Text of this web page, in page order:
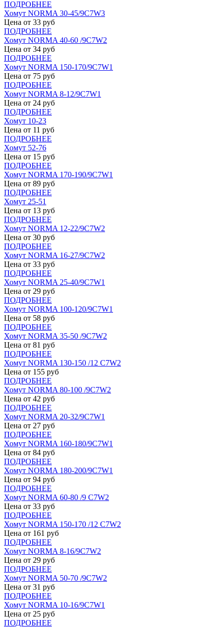
ПОДРОБНЕЕ
Хомут NORMA 30-45/9С7W3
Цена от 33 руб
ПОДРОБНЕЕ
Хомут NORMA 40-60 /9С7W2
Цена от 34 руб
ПОДРОБНЕЕ
Хомут NORMA 150-170/9С7W1
Цена от 75 руб
ПОДРОБНЕЕ
Хомут NORMA 8-12/9С7W1
Цена от 24 руб
ПОДРОБНЕЕ
Хомут 10-23
Цена от 11 руб
ПОДРОБНЕЕ
Хомут 52-76
Цена от 15 руб
ПОДРОБНЕЕ
Хомут NORMA 170-190/9С7W1
Цена от 89 руб
ПОДРОБНЕЕ
Хомут 25-51
Цена от 13 руб
ПОДРОБНЕЕ
Хомут NORMA 12-22/9С7W2
Цена от 30 руб
ПОДРОБНЕЕ
Хомут NORMA 16-27/9С7W2
Цена от 33 руб
ПОДРОБНЕЕ
Хомут NORMA 25-40/9С7W1
Цена от 29 руб
ПОДРОБНЕЕ
Хомут NORMA 100-120/9С7W1
Цена от 58 руб
ПОДРОБНЕЕ
Хомут NORMA 35-50 /9С7W2
Цена от 81 руб
ПОДРОБНЕЕ
Хомут NORMA 130-150 /12 С7W2
Цена от 155 руб
ПОДРОБНЕЕ
Хомут NORMA 80-100 /9С7W2
Цена от 42 руб
ПОДРОБНЕЕ
Хомут NORMA 20-32/9С7W1
Цена от 27 руб
ПОДРОБНЕЕ
Хомут NORMA 160-180/9С7W1
Цена от 84 руб
ПОДРОБНЕЕ
Хомут NORMA 180-200/9С7W1
Цена от 94 руб
ПОДРОБНЕЕ
Хомут NORMA 60-80 /9 С7W2
Цена от 33 руб
ПОДРОБНЕЕ
Хомут NORMA 150-170 /12 С7W2
Цена от 161 руб
ПОДРОБНЕЕ
Хомут NORMA 8-16/9С7W2
Цена от 29 руб
ПОДРОБНЕЕ
Хомут NORMA 50-70 /9С7W2
Цена от 31 руб
ПОДРОБНЕЕ
Хомут NORMA 10-16/9С7W1
Цена от 25 руб
ПОДРОБНЕЕ